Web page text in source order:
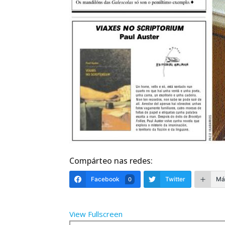
Compárteo nas redes:
Facebook 0 Twitter
View Fullscreen